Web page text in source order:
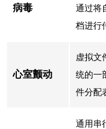
病毒
通过将
档进行
心室颤动
虚拟文
统的一
件分配
通用串